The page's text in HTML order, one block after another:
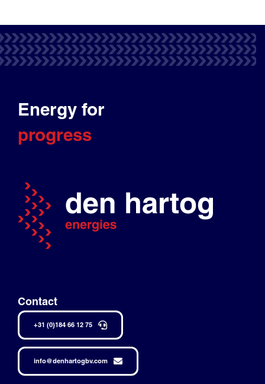
Energy for
progress
Contact
+31 (0)184 66 12 75
info@denhartogbv.com